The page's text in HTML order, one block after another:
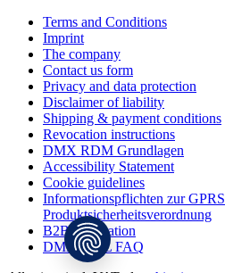
Terms and Conditions
Imprint
The company
Contact us form
Privacy and data protection
Disclaimer of liability
Shipping & payment conditions
Revocation instructions
DMX RDM Grundlagen
Accessibility Statement
Cookie guidelines
Informationspflichten zur GPRS
Produktsicherheitsverordnung
B2B registration
DMX4ALL FAQ